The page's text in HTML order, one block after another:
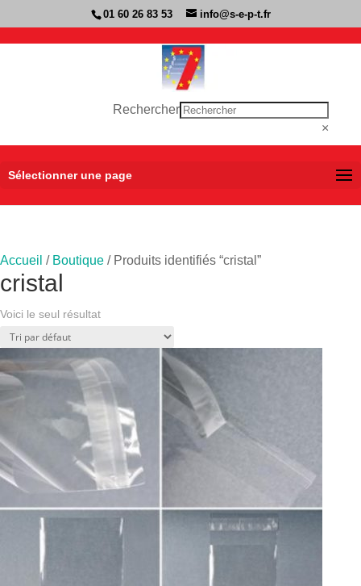
01 60 26 83 53 info@s-e-p-t.fr
Rechercher
×
Sélectionner une page
Accueil / Boutique / Produits identifiés “cristal”
cristal
Voici le seul résultat